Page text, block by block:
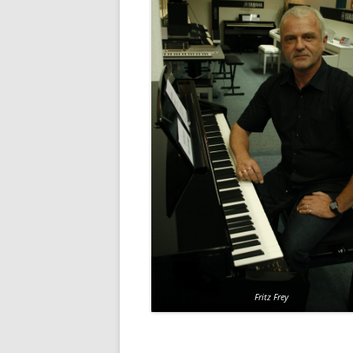
Fritz Frey